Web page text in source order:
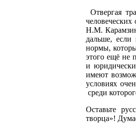
Отвергая
Н.М.
дальше, если
нормы,
этого ещё не
и
имеют
условиях
среди
Оставьте
творца»!